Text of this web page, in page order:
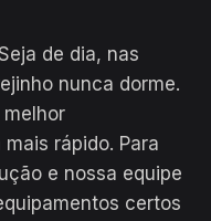
de dia, nas
nunca dorme.
melhor
rápido. Para
e nossa equipe
certos